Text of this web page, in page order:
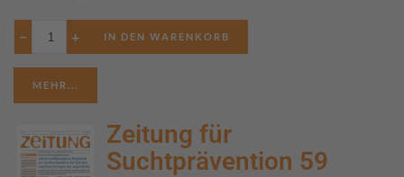
− +
MEHR...
Zeitung für
Suchtprävention 59